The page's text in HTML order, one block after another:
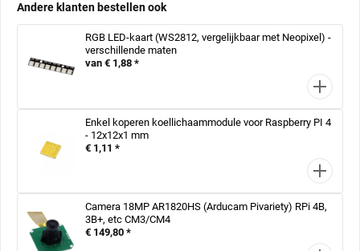
Andere klanten bestellen ook
RGB LED-kaart (WS2812, vergelijkbaar met Neopixel) -
verschillende maten
van € 1,88 *
Enkel koperen koellichaammodule voor Raspberry PI 4
- 12x12x1 mm
€ 1,11 *
Camera 18MP AR1820HS (Arducam Pivariety) RPi 4B,
3B+, etc CM3/CM4
€ 149,80 *